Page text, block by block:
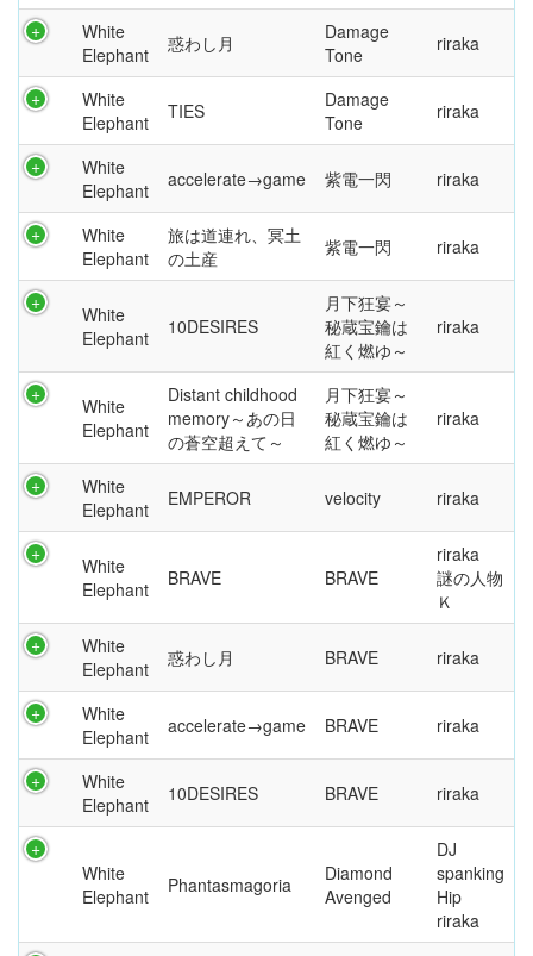
White
Elephant
惑わし月
Damage
Tone
riraka
White
Elephant
TIES
Damage
Tone
riraka
White
Elephant
accelerate→game 紫電一閃 riraka
White
Elephant
旅は道連れ、冥土
の土産
紫電一閃 riraka
White
Elephant
10DESIRES
月下狂宴～
秘蔵宝鑰は
紅く燃ゆ～
riraka
White
Elephant
Distant childhood
memory～あの日
の蒼空超えて～
月下狂宴～
秘蔵宝鑰は
紅く燃ゆ～
riraka
White
Elephant
EMPEROR velocity riraka
White
Elephant
BRAVE BRAVE
riraka
謎の人物
Ｋ
White
Elephant
惑わし月 BRAVE riraka
White
Elephant
accelerate→game BRAVE riraka
White
Elephant
10DESIRES BRAVE riraka
White
Elephant
Phantasmagoria
Diamond
Avenged
DJ
spanking
Hip
riraka